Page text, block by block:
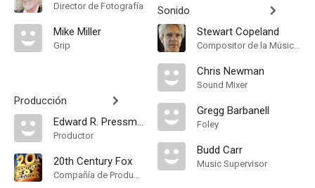
Director de Fotografía
Mike Miller
Grip
Producción
Edward R. Pressman
Productor
20th Century Fox
Compañía de Produccion
Sonido
Stewart Copeland
Compositor de la Música Original
Chris Newman
Sound Mixer
Gregg Barbanell
Foley
Budd Carr
Music Supervisor